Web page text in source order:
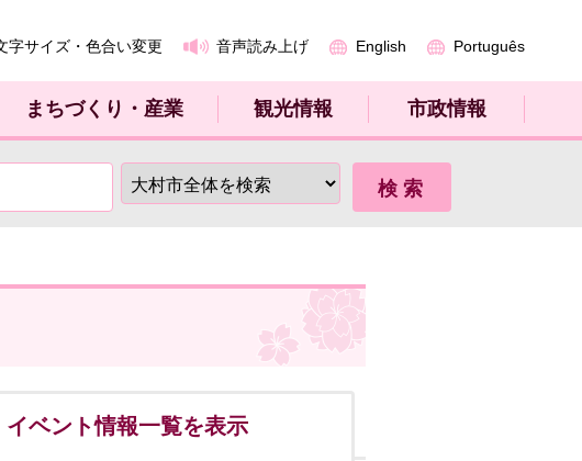
字サイズ・色合い変更 音声読み上げ English Português
まちづくり・産業 観光情報 市政情報
イベント情報一覧を表示